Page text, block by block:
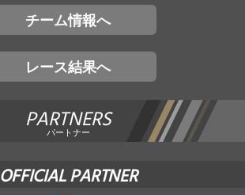
チーム情報へ
レース結果へ
PARTNERS
パートナー
OFFICIAL PARTNER